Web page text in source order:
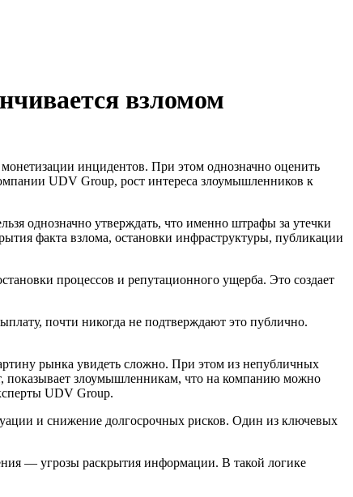
взломом
инцидентов. При этом однозначно оценить
UDV Group, рост интереса злоумышленников к
однозначно утверждать, что именно штрафы за утечки
факта взлома, остановки инфраструктуры, публикации
процессов и репутационного ущерба. Это создает
почти никогда не подтверждают это публично.
рынка увидеть сложно. При этом из непубличных
показывает злоумышленникам, что на компанию можно
UDV Group.
и снижение долгосрочных рисков. Один из ключевых
— угрозы раскрытия информации. В такой логике